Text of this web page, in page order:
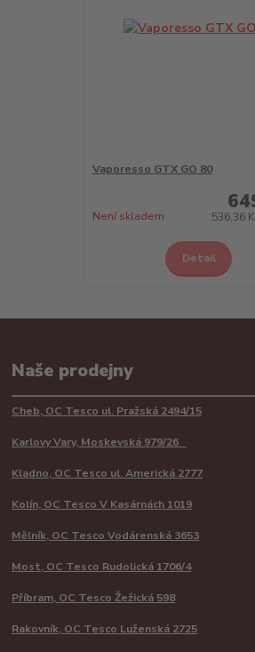
Vaporesso GTX GO 80
536,36
Není skladem
Detail
Naše prodejny
Cheb, OC Tesco ul. Pražská 2494/15
Karlovy Vary, Moskevská 979/26
Kladno, OC Tesco ul. Americká 2777
Kolín, OC Tesco V Kasárnách 1019
Mělník, OC Tesco Vodárenská 3653
Most, OC Tesco Rudolická 1706/4
Příbram, OC Tesco Žežická 598
Rakovník, OC Tesco Luženská 2725